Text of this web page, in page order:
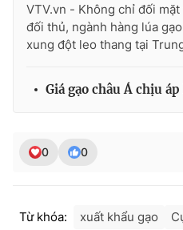
VTV.vn - Không chỉ đối
đối thủ, ngành hàng lúa
xung đột leo thang tại
Giá gạo châu Á chịu
0 0
Từ khóa: xuất khẩu gạo